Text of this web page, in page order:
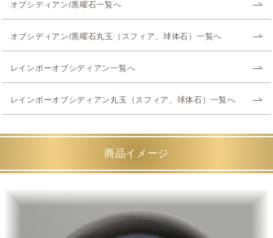
オブシディアン/黒曜石一覧へ
オブシディアン/黒曜石丸玉（スフィア、球体石）一覧へ
レインボーオブシディアン一覧へ
レインボーオブシディアン丸玉（スフィア、球体石）一覧へ
商品イメージ